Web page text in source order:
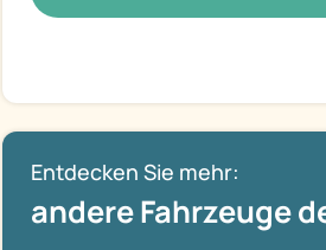
Entdecken Sie mehr:
andere Fahrzeuge